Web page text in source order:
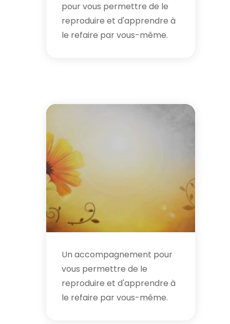
pour vous permettre de le
reproduire et d'apprendre à
le refaire par vous-même.
Un accompagnement pour
vous permettre de le
reproduire et d'apprendre à
le refaire par vous-même.